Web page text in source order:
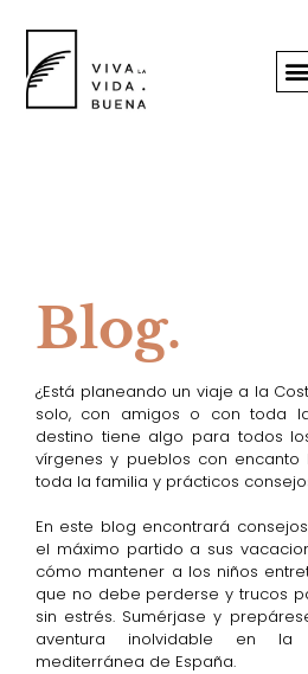
Blog.
¿Está planeando un viaje a la
solo, con amigos o con toda
destino tiene algo para todos
vírgenes y pueblos con
toda la familia y prácticos
En este blog encontrará
el máximo partido a sus
cómo mantener a los niños
que no debe perderse y trucos
sin estrés. Sumérjase y
aventura inolvidable en la
mediterránea de España.